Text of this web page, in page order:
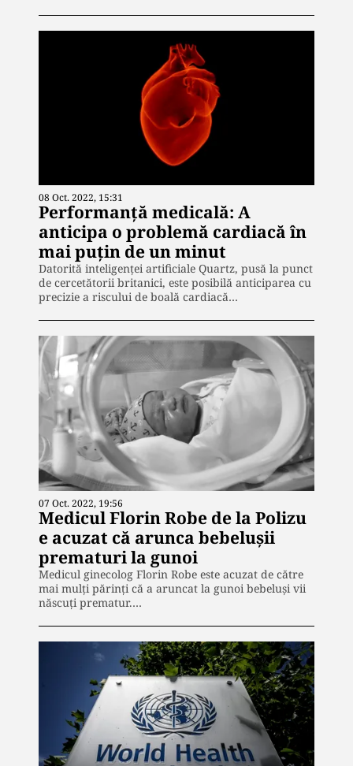
08 Oct. 2022, 15:31
Performanță medicală: A
anticipa o problemă cardiacă în
mai puțin de un minut
Datorită inteligenței artificiale Quartz, pusă la punct
de cercetătorii britanici, este posibilă anticiparea cu
precizie a riscului de boală cardiacă…
07 Oct. 2022, 19:56
Medicul Florin Robe de la Polizu
e acuzat că arunca bebelușii
prematuri la gunoi
Medicul ginecolog Florin Robe este acuzat de către
mai mulți părinți că a aruncat la gunoi bebeluși vii
născuți prematur.…